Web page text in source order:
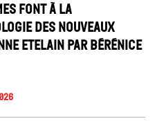
font à la
des nouveaux
Etelain par Bérénice